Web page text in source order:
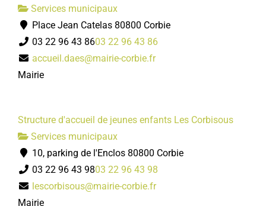
Services municipaux
Place Jean Catelas 80800 Corbie
03 22 96 43 8603 22 96 43 86
accueil.daes@mairie-corbie.fr
Mairie
Structure d'accueil de jeunes enfants Les Corbisous
Services municipaux
10, parking de l'Enclos 80800 Corbie
03 22 96 43 9803 22 96 43 98
lescorbisous@mairie-corbie.fr
Mairie